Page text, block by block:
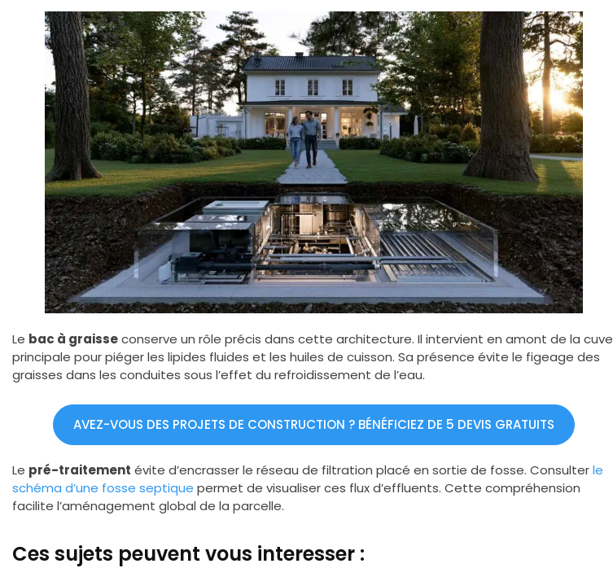
Le bac à graisseconserve un rôle précis dans cette architecture. Il intervient en amont de la cuve
principale pour piéger les lipides fluides et les huiles de cuisson. Sa présence évite le figeage des
graisses dans les conduites sous l’effet du refroidissement de l’eau.
AVEZ-VOUS DES PROJETS DE CONSTRUCTION ? BÉNÉFICIEZ DE 5 DEVIS GRATUITS
Le pré-traitement évite d’encrasser le réseau de filtration placé en sortie de fosse. Consulterle
schéma d’une fosse septique permet de visualiser ces flux d’effluents. Cette compréhension
facilite l’aménagement global de la parcelle.
Ces sujets peuvent vous interesser :